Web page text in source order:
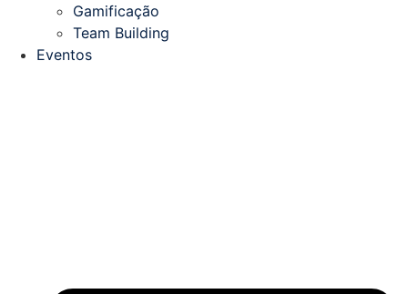
Gamificação
Team Building
Eventos